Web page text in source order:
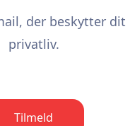
der beskytter dit
privatliv.
Tilmeld